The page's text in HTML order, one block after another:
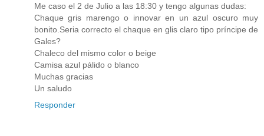
Me caso el 2 de Julio a las 18:30 y tengo algunas dudas:
Chaque gris marengo o innovar en un azul oscuro muy
bonito.Seria correcto el chaque en glis claro tipo príncipe de
Gales?
Chaleco del mismo color o beige
Camisa azul pálido o blanco
Muchas gracias
Un saludo
Responder